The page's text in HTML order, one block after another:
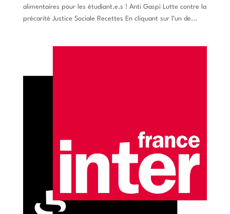
alimentaires pour les étudiant.e.s ! Anti Gaspi Lutte contre la
précarité Justice Sociale Recettes En cliquant sur l’un de...